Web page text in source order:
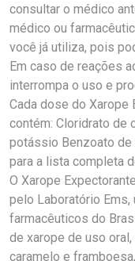
consultar o médico
médico ou
você já utiliza, pois
Em caso de reações
interrompa o uso e
Cada dose do Xarope
contém: Cloridrato de
potássio Benzoato
para a lista completa
O Xarope
pelo Laboratório
farmacêuticos do
de xarope de uso
caramelo e